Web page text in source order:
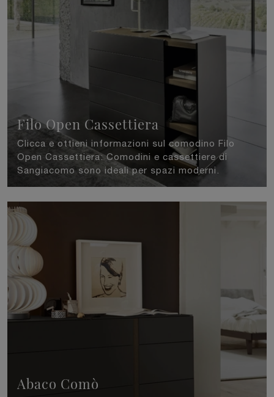
Filo Open Cassettiera
Clicca e ottieni informazioni sul comodino Filo
Open Cassettiera: Comodini e cassettiere di
Sangiacomo sono ideali per spazi moderni.
Abaco Comò